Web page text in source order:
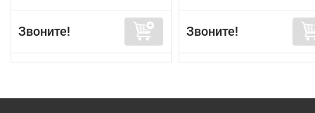
Звоните! Звоните!